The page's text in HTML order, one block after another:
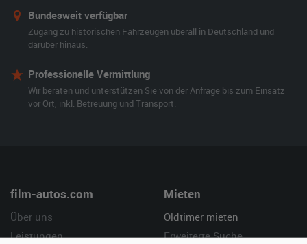
Bundesweit verfügbar
Zugang zu historischen Fahrzeugen überall in Deutschland und
darüber hinaus.
Professionelle Vermittlung
Wir beraten und unterstützen Sie von der Anfrage bis zum Einsatz
vor Ort, inkl. Betreuung und Transport.
film-autos.com
Über uns
Leistungen
Mieten
Oldtimer mieten
Erweiterte Suche